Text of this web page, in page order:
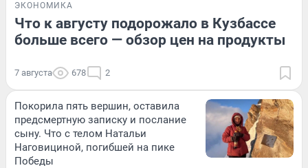
ЭКОНОМИКА
Что к августу подорожало в Кузбассе
больше всего — обзор цен на продукты
7 августа 678 2
Покорила пять вершин, оставила
предсмертную записку и послание
сыну. Что с телом Натальи
Наговициной, погибшей на пике
Победы